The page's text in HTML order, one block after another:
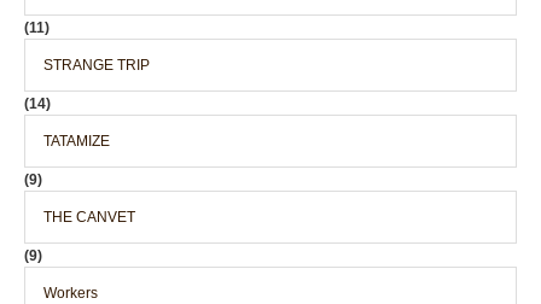
(11)
STRANGE TRIP
(14)
TATAMIZE
(9)
THE CANVET
(9)
Workers